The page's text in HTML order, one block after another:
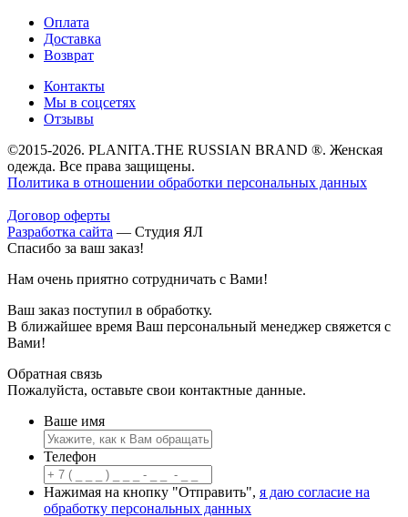
Оплата
Доставка
Возврат
Контакты
Мы в соцсетях
Отзывы
©2015-2026. PLANITA.THE RUSSIAN BRAND ®. Женская
одежда. Все права защищены.
Политика в отношении обработки персональных данных
Договор оферты
Разработка сайта — Студия ЯЛ
Спасибо за ваш заказ!
Нам очень приятно сотрудничать с Вами!
Ваш заказ поступил в обработку.
В ближайшее время Ваш персональный менеджер свяжется с
Вами!
Обратная связь
Пожалуйста, оставьте свои контактные данные.
Ваше имя
Телефон
Нажимая на кнопку "Отправить", я даю согласие на
обработку персональных данных